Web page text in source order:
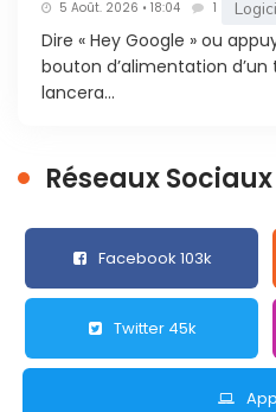
5 Août. 2026 • 18:04 1
Dire « Hey Google » ou
bouton d’alimentation
lancera...
Réseaux
Facebook 103k
Twitter 45k